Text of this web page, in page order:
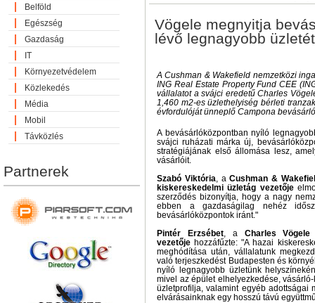
Belföld
Egészség
Gazdaság
IT
Környezetvédelem
Közlekedés
Média
Mobil
Távközlés
Partnerek
Vögele megnyitja
lévő legnagyobb üzletét
A Cushman & Wakefield nemzetközi
ING Real Estate Property Fund CEE
vállalatot a svájci eredetű Charles
1,460 m2-es üzlethelyiség bérleti
évfordulóját ünneplő Campona
A bevásárlóközpontban nyíló
svájci ruházati márka új,
stratégiájának első állomása lesz,
vásárlóit.
Szabó Viktória, aCushman &
kiskereskedelmi üzletág vezetője
szerződés bizonyítja, hogy a nagy
ebben a gazdaságilag nehéz
bevásárlóközpontok iránt."
Pintér Erzsébet, a Charles Vögele
vezetője hozzáfűzte: "A hazai
meghódítása után, vállalatunk
való terjeszkedést Budapesten és
nyíló legnagyobb üzletünk
mivel az épület elhelyezkedése,
üzletprofilja, valamint egyéb adottságai
elvárásainknak egy hosszú távú